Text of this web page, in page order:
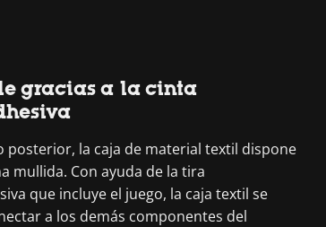
gracias a la cinta
posterior, la caja de material textil dispone
mullida. Con ayuda de la tira
que incluye el juego, la caja textil se
a los demás componentes del